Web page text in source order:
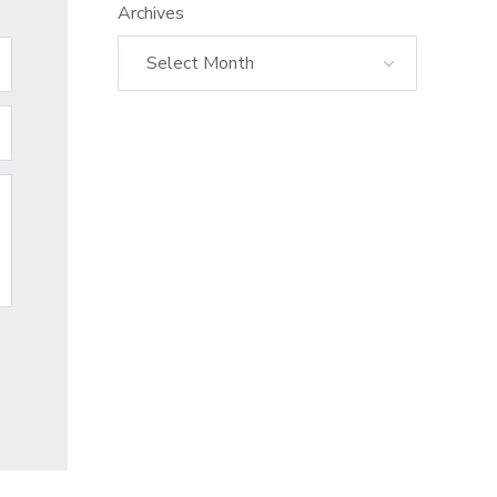
Archives